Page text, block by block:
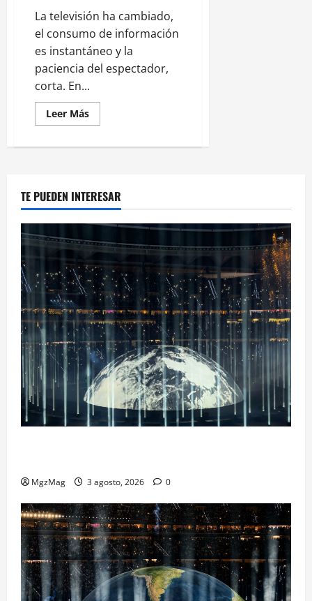
La televisión ha cambiado,
el consumo de información
es instantáneo y la
paciencia del espectador,
corta. En...
Leer Más
TE PUEDEN INTERESAR
MgzMag 3 agosto, 2026 0